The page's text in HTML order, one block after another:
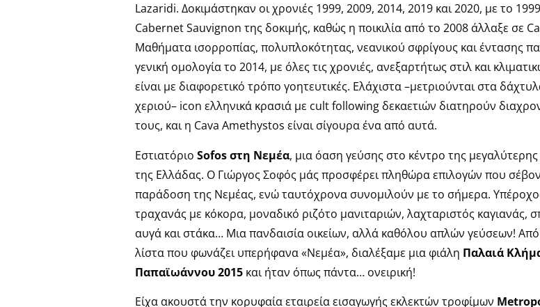
Lazaridi. Δοκιμάστηκαν οι χρονιές 1999, 2009, 2014, 2019 και 2020, με το
Cabernet Sauvignon της δοκιμής, καθώς η ποικιλία από το 2008 άλλαξε σε
Μαθήματα ισορροπίας, πολυπλοκότητας, νεανικού σφρίγους και έντασης
γενική ομολογία το 2014, με όλες τις χρονιές, ανεξαρτήτως στιλ και
είναι με διαφορετικό τρόπο γοητευτικές. Ελάχιστα –μετριούνται στα
χεριού– icon ελληνικά κρασιά με cult following δεκαετιών διατηρούν
τους, και η Cava Amethystos είναι σίγουρα ένα από αυτά.
Εστιατόριο Sofos στη Νεμέα, μια όαση γεύσης στο κέντρο της μεγαλύτερης
της Ελλάδας. Ο Γιώργος Σοφός μάς προσφέρει πληθώρα επιλογών που
παράδοση της Νεμέας, ενώ ταυτόχρονα συνομιλούν με το σήμερα.
τραχανάς με κόκορα, μοναδικό ριζότο μανιταριών, λαχταριστός καγιανάς,
αυγά και στάκα… Μια πανδαισία οικείων, αλλά καθόλου απλών γεύσεων!
λίστα που φωνάζει υπερήφανα «Νεμέα», διαλέξαμε μια φιάλη Παλαιά
Παπαϊωάννου 2015 και ήταν όπως πάντα… ονειρική!
Είχα ακουστά την κορυφαία εταιρεία εισαγωγής εκλεκτών τροφίμων